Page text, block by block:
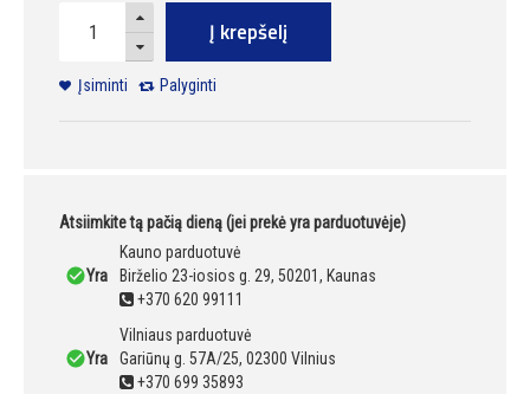
Į krepšelį
Įsiminti Palyginti
Atsiimkite tą pačią dieną (jei prekė yra parduotuvėje)
Yra
Kauno parduotuvė
Birželio 23-iosios g. 29, 50201, Kaunas
+370 620 99111
Yra
Vilniaus parduotuvė
Gariūnų g. 57A/25, 02300 Vilnius
+370 699 35893